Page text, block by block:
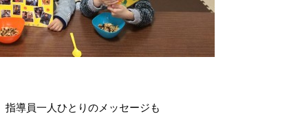
指導員一人ひとりのメッセージも